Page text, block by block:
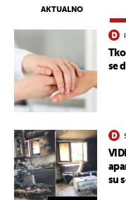
AKTUALNO
se
su